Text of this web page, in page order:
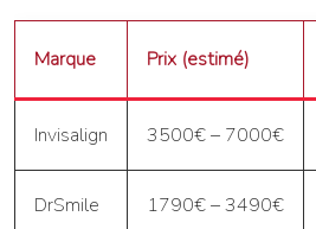
Marque Prix (estimé)
Invisalign 3500€ – 7000€
DrSmile 1790€ – 3490€